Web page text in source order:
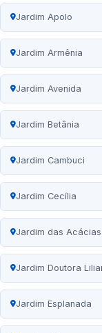
Jardim Apolo
Jardim Armênia
Jardim Avenida
Jardim Betânia
Jardim Cambuci
Jardim Cecília
Jardim das Acácias
Jardim Doutora
Jardim Esplanada